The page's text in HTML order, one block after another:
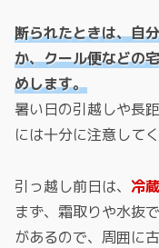
断られたときは、自
か、クール便などの
めします。
暑い日の引越しや長
には十分に注意してく
引っ越し前日は、 冷
まず、霜取りや水抜
があるので、周囲に